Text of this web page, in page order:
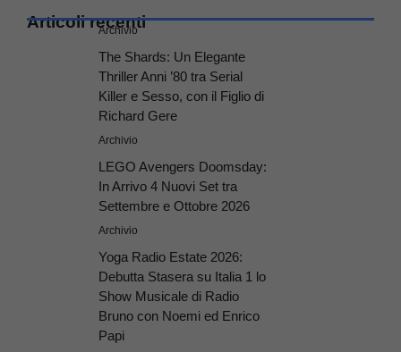
Articoli recenti
Archivio
The Shards: Un Elegante
Thriller Anni ’80 tra Serial
Killer e Sesso, con il Figlio di
Richard Gere
Archivio
LEGO Avengers Doomsday:
In Arrivo 4 Nuovi Set tra
Settembre e Ottobre 2026
Archivio
Yoga Radio Estate 2026:
Debutta Stasera su Italia 1 lo
Show Musicale di Radio
Bruno con Noemi ed Enrico
Papi